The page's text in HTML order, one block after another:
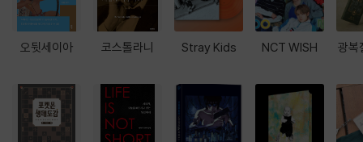
오뒷세이아 코스톨라니 Stray Kids NCT WISH 광복